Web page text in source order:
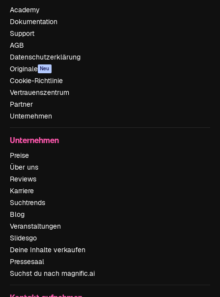
Academy
Dokumentation
Support
AGB
Datenschutzerklärung
Originale Neu
Cookie-Richtlinie
Vertrauenszentrum
Partner
Unternehmen
Unternehmen
Preise
Über uns
Reviews
Karriere
Suchtrends
Blog
Veranstaltungen
Slidesgo
Deine Inhalte verkaufen
Pressesaal
Suchst du nach magnific.ai